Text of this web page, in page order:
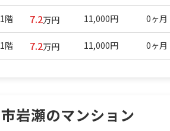
1階 7.2万円 11,000円 0ヶ月
1階 7.2万円 11,000円 0ヶ月
岩瀬のマンション